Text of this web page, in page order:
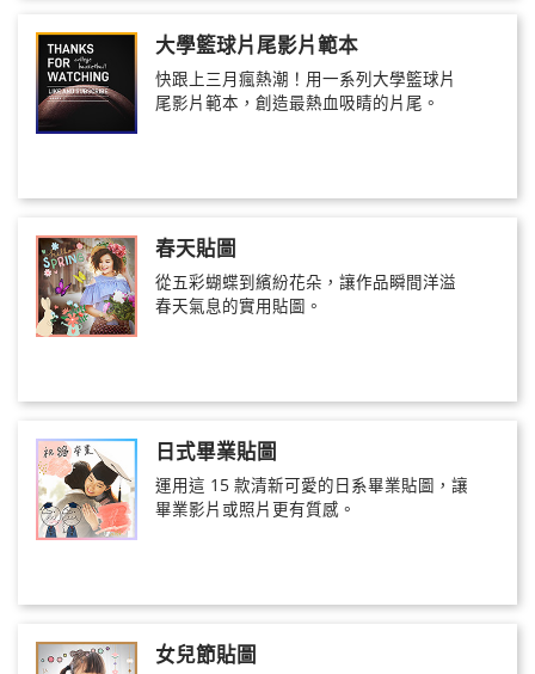
大學籃球片尾影片範本
快跟上三月瘋熱潮！用一系列大學籃球片
尾影片範本，創造最熱血吸睛的片尾。
春天貼圖
從五彩蝴蝶到繽紛花朵，讓作品瞬間洋溢
春天氣息的實用貼圖。
日式畢業貼圖
運用這 15 款清新可愛的日系畢業貼圖，讓
畢業影片或照片更有質感。
女兒節貼圖